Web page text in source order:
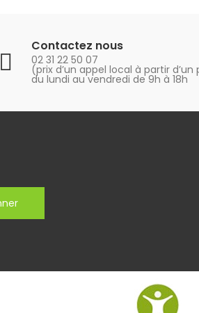
Contactez nous
02 31 22 50 07
(prix d’un appel local à partir
du lundi au vendredi de 9h à 18h